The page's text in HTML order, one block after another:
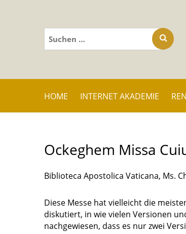
Suchen
nach:
HOME INTERNET AKADEMIE
Ockeghem Missa
Biblioteca Apostolica Vaticana, Ms.
Diese Messe hat vielleicht die
diskutiert, in wie vielen Versionen
nachgewiesen, dass es nur zwei